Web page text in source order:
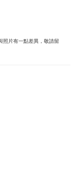
照片有一點差異，敬請留